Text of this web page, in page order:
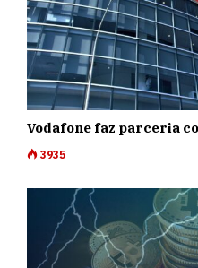
Vodafone faz parceria
3935